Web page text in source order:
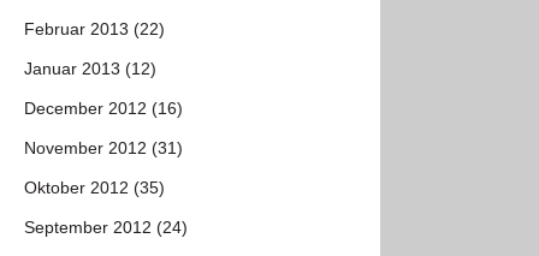
Februar 2013 (22)
Januar 2013 (12)
December 2012 (16)
November 2012 (31)
Oktober 2012 (35)
September 2012 (24)